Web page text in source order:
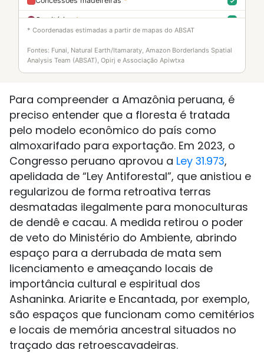
Cemitérios*
Lagos*
Ameaças registradas (incêndio/conflito) *
* Coordenadas estimadas a partir de mapas do ABSAT
Fontes: Funai, Natural Earth/Itamaraty, Amazon Borderlands Spatial
Analysis Team (ABSAT), Opirj e Associação Apiwtxa
Para compreender a Amazônia peruana, é
preciso entender que a floresta é tratada
pelo modelo econômico do país como
almoxarifado para exportação. Em 2023, o
Congresso peruano aprovou a Ley 31.973,
apelidada de “Ley Antiforestal”, que anistiou e
regularizou de forma retroativa terras
desmatadas ilegalmente para monoculturas
de dendê e cacau. A medida retirou o poder
de veto do Ministério do Ambiente, abrindo
espaço para a derrubada de mata sem
licenciamento e ameaçando locais de
importância cultural e espiritual dos
Ashaninka. Ariarite e Encantada, por exemplo,
são espaços que funcionam como cemitérios
e locais de memória ancestral situados no
traçado das retroescavadeiras.